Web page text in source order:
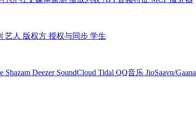
艺人 版权方 授权与同步 学生
Shazam Deezer SoundCloud Tidal QQ音乐 JioSaavn/Gaana